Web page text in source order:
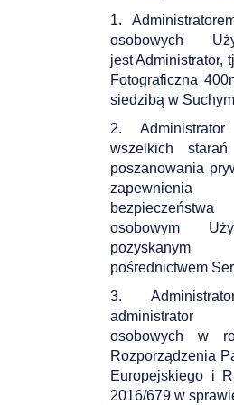
1.
osobowych
jest Administrator,
Fotograficzna
siedzibą w
2. Administrator
wszelkich
poszanowania
zapewnienia
osobowym
pośrednictwem
3.
administrator
osobowych w
Rozporządzenia
Europejskiego i
2016/679 w